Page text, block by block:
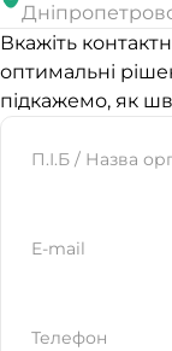
Вкажіть
оптимальні
підкажемо, як
П.І.Б / Назва
E-mail
Телефон
Website